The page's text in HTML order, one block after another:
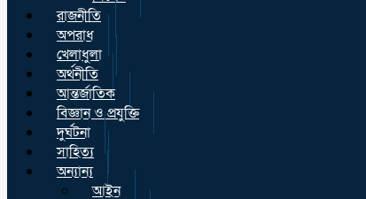
রাজনীতি
অপরাধ
খেলাধুলা
অর্থনীতি
আন্তর্জাতিক
বিজ্ঞান ও প্রযুক্তি
দুর্ঘটনা
সাহিত্য
অন্যান্য
আইন